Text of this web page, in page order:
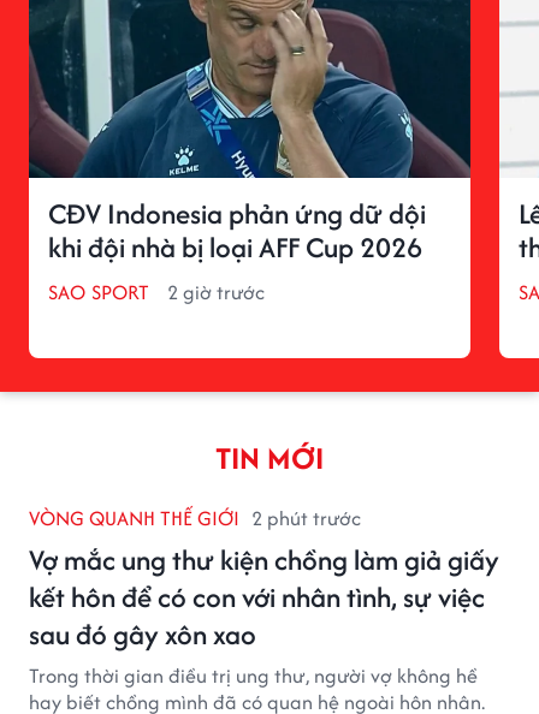
CĐV Indonesia phản ứng dữ dội
khi đội nhà bị loại AFF Cup 2026
SAO SPORT 2 giờ trước
TIN MỚI
VÒNG QUANH THẾ GIỚI 2 phút trước
Vợ mắc ung thư kiện chồng làm giả giấy
kết hôn để có con với nhân tình, sự việc
sau đó gây xôn xao
Trong thời gian điều trị ung thư, người vợ không hề
hay biết chồng mình đã có quan hệ ngoài hôn nhân.